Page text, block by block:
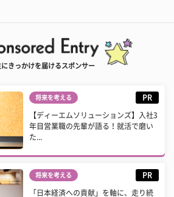
きっかけを届けるスポンサー
将来を考える PR
【ディーエムソリューションズ】入社3
年目営業職の先輩が語る！就活で磨い
た...
将来を考える PR
「日本経済への貢献」を軸に、走り続